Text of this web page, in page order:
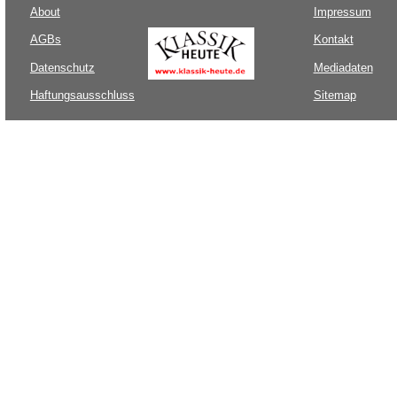
About
AGBs
Datenschutz
Haftungsausschluss
Impressum
Kontakt
Mediadaten
Sitemap